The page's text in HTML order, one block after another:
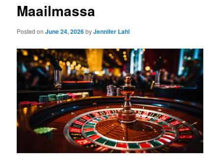
Maailmassa
Posted onJune 24, 2026byJennifer Lahl